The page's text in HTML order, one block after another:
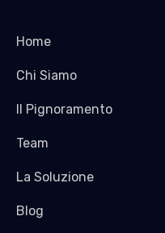
Home
Chi Siamo
Il Pignoramento
Team
La Soluzione
Blog